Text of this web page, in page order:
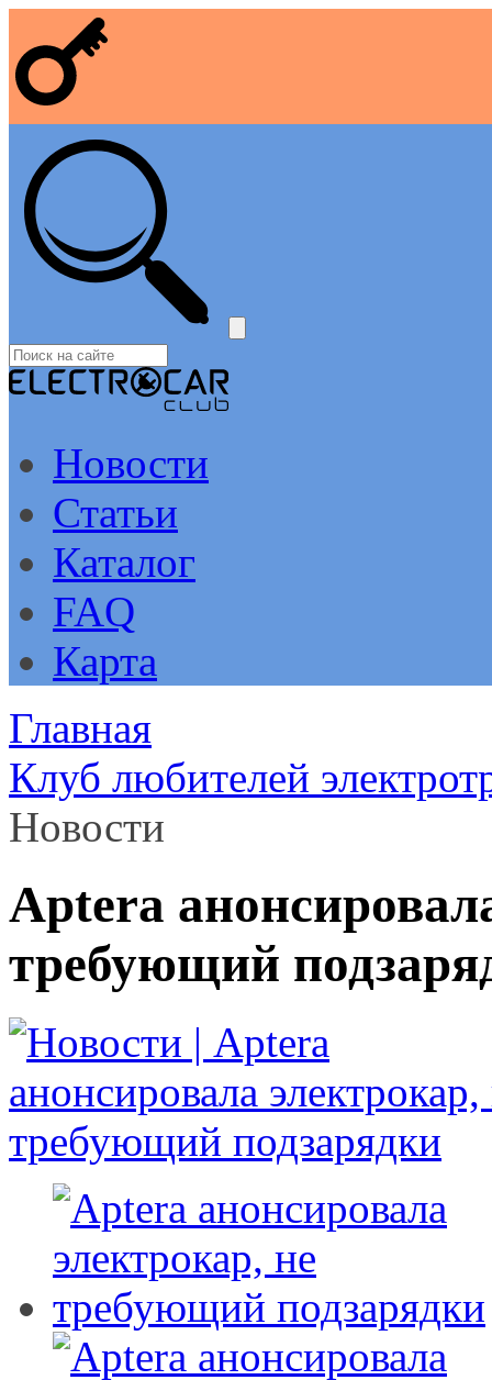
Новости
Статьи
Каталог
FAQ
Карта
Главная
Клуб любителей
Новости
Aptera
требующий